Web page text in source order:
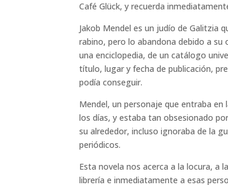
Café Glück, y recuerda
Jakob Mendel es un judío de Galitzia
rabino, pero lo abandona debido a su
una enciclopedia, de un catálogo
título, lugar y fecha de publicación,
podía conseguir.
Mendel, un personaje que entraba
los días, y estaba tan obsesionado
su alrededor, incluso ignoraba de la
periódicos.
Esta novela nos acerca a la locura, a
librería e inmediatamente a esas